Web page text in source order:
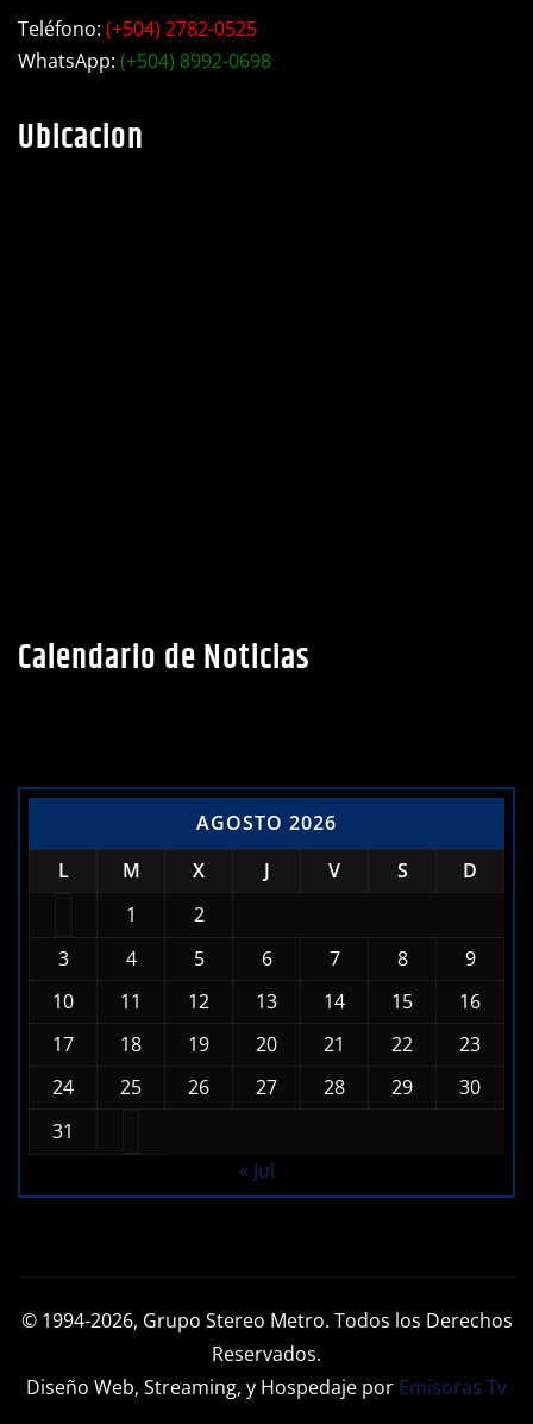
Teléfono: (+504) 2782-0525
WhatsApp: (+504) 8992-0698
Ubicacion
Calendario de Noticias
AGOSTO 2026
L
M X J V S
D
1
2
3
4 5 6 7 8
9
10
11 12 13 14 15
16
17
18 19 20 21 22
23
24
25 26 27 28 29
30
31
« Jul
© 1994-2026, Grupo Stereo Metro. Todos los Derechos
Reservados.
Diseño Web, Streaming, y Hospedaje por Emisoras Tv